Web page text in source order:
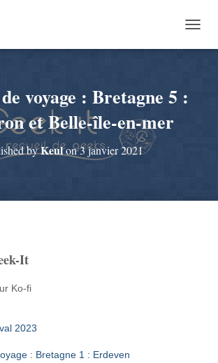
U
voyage : Bretagne 5 :
et Belle-île-en-mer
byKeulon3 janvier 2021
It
Ko-fi
2023
: Bretagne 1 : Erdeven